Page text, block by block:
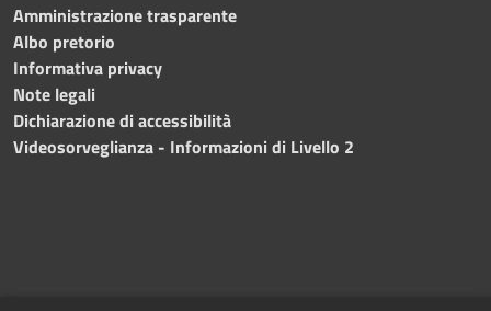
Amministrazione trasparente
Albo pretorio
Informativa privacy
Note legali
Dichiarazione di accessibilità
Videosorveglianza - Informazioni di Livello 2